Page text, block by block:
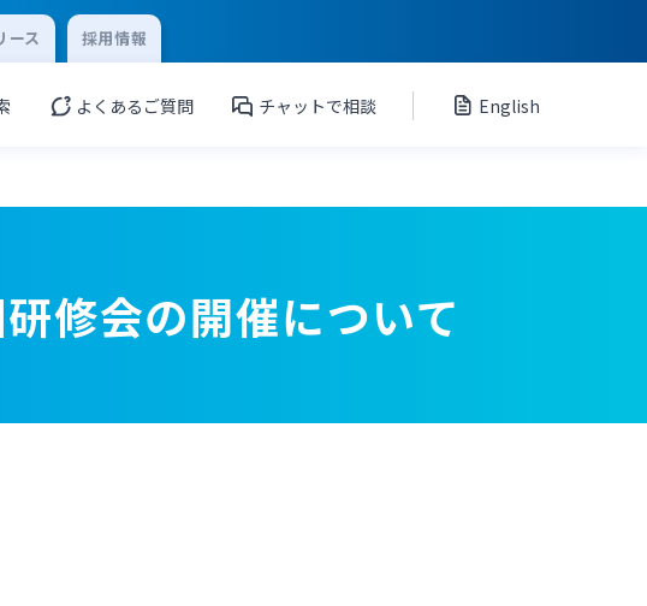
ース 採用情報
よくあるご質問 チャットで相談 English
修会の開催について